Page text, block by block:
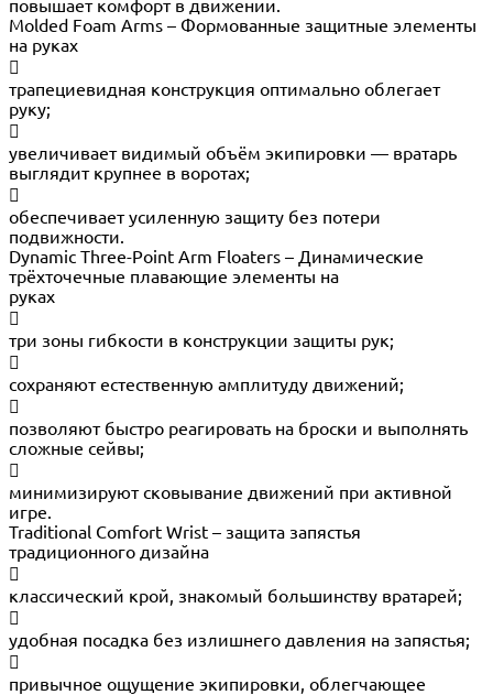
повышает комфорт в движении.
Molded Foam Arms – Формованные защитные элементы
на руках

трапециевидная конструкция оптимально облегает
руку;

увеличивает видимый объём экипировки — вратарь
выглядит крупнее в воротах;

обеспечивает усиленную защиту без потери
подвижности.
Dynamic Three-Point Arm Floaters – Динамические
трёхточечные плавающие элементы на
руках

три зоны гибкости в конструкции защиты рук;

сохраняют естественную амплитуду движений;

позволяют быстро реагировать на броски и выполнять
сложные сейвы;

минимизируют сковывание движений при активной
игре.
Traditional Comfort Wrist – защита запястья
традиционного дизайна

классический крой, знакомый большинству вратарей;

удобная посадка без излишнего давления на запястья;

привычное ощущение экипировки, облегчающее